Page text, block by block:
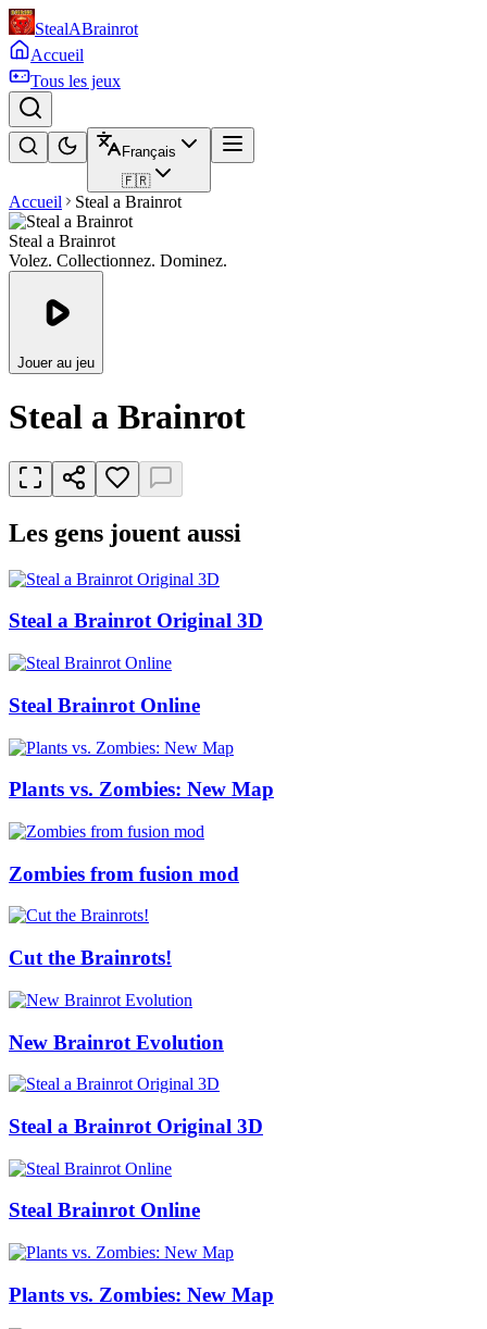
StealABrainrot
Accueil
Tous les jeux
Français
🇫🇷
Accueil Steal a Brainrot
Steal a Brainrot
Volez. Collectionnez. Dominez.
Jouer au jeu
Steal a Brainrot
Les gens jouent aussi
Steal a Brainrot Original 3D
Steal Brainrot Online
Plants vs. Zombies: New Map
Zombies from fusion mod
Cut the Brainrots!
New Brainrot Evolution
Steal a Brainrot Original 3D
Steal Brainrot Online
Plants vs. Zombies: New Map